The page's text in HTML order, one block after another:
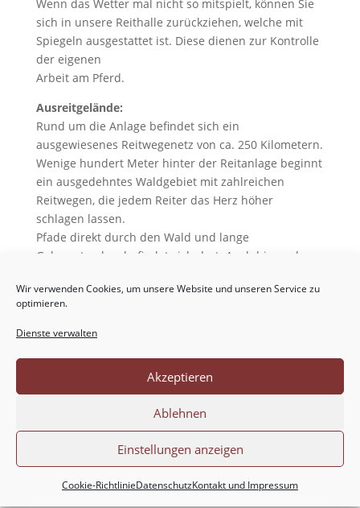
Wir verwenden Cookies, um unsere Website und unseren Service zu
optimieren.
Dienste verwalten
Akzeptieren
Ablehnen
Einstellungen anzeigen
Cookie-RichtlinieDatenschutzKontakt und Impressum
Wenn das Wetter mal nicht so mitspielt, können Sie
sich in unsere Reithalle zurückziehen, welche mit
Spiegeln ausgestattet ist. Diese dienen zur Kontrolle
der eigenen
Arbeit am Pferd.
Ausreitgelände:
Rund um die Anlage befindet sich ein
ausgewiesenes Reitwegenetz von ca. 250 Kilometern.
Wenige hundert Meter hinter der Reitanlage beginnt
ein ausgedehntes Waldgebiet mit zahlreichen
Reitwegen, die jedem Reiter das Herz höher
schlagen lassen.
Pfade direkt durch den Wald und lange
Galoppstrecken befindet sich dort. Auch bis zu den
können Sie entlang des Grenzflusses zu Polen die
Natur genießen und einer interessanten Fauna und
Flora Ihre Seele baumeln lassen.
Bei etwas Glück können Sie Spuren der wieder
heimisch gewordenen Bieber und Wölfe begegnen.
Zahlreiche Ausflugsziele und befreundete
Reitvereine sind bei einem kurzweiligen Ausritt
erreichbar.
Hier in unserer Pferdepension, nahe Görlitz, können
Sie Reiten lernen und viele andere Aktivitäten mit